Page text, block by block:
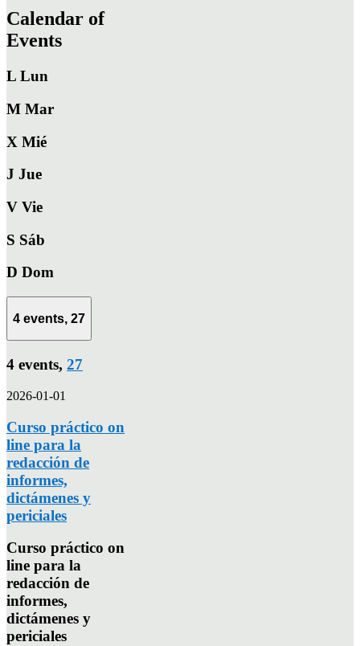
Calendar of
Events
L Lun
M Mar
X Mié
J Jue
V Vie
S Sáb
D Dom
4 events, 27
4 events, 27
2026-01-01
Curso práctico on
line para la
redacción de
informes,
dictámenes y
periciales
Curso práctico on
line para la
redacción de
informes,
dictámenes y
periciales